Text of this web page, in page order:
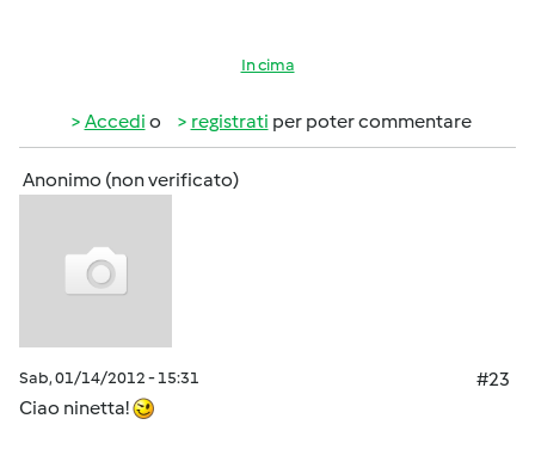
In cima
Accedi o registrati per poter commentare
Anonimo (non verificato)
Sab, 01/14/2012 - 15:31
#23
Ciao ninetta!